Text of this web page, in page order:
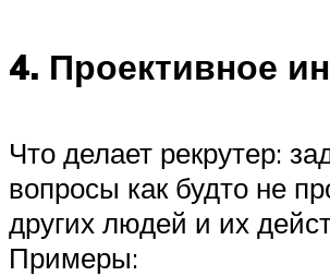
4. Проективное
Что делает рекрутер:
вопросы как будто не
других людей и их
Примеры: